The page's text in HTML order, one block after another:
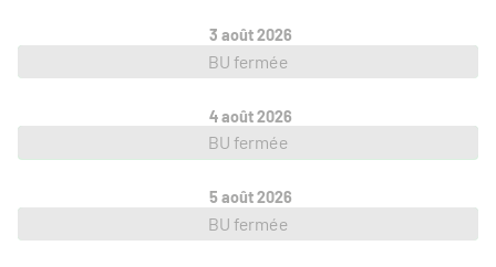
3 août 2026
BU fermée
4 août 2026
BU fermée
5 août 2026
BU fermée